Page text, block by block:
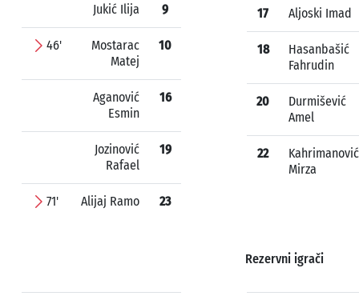
Jukić Ilija 9
46'
Mostarac
Matej
10
Aganović
Esmin
16
Jozinović
Rafael
19
71' Alijaj Ramo 23
17 Aljoski Imad
18
Hasanbašić
Fahrudin
20
Durmišević
Amel
22
Kahrimanović
Mirza
Rezervni igrači